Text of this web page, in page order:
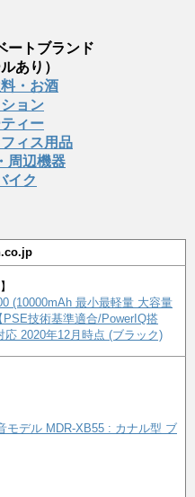
ートブランド
あり）
料・お酒
ション
ティー
ィス用品
周辺機器
イク
(10000mAh 最小最軽量 大容量
技術基準適合/PowerIQ搭
応 2020年12月時点 (ブラック)
モデル MDR-XB55 : カナル型 ブ